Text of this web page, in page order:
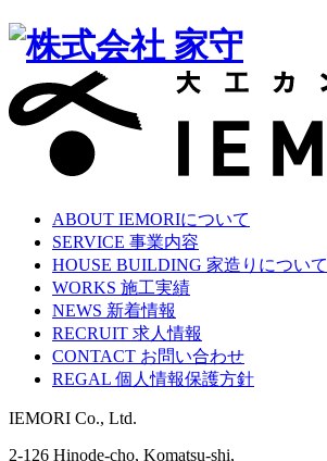
ABOUT IEMORIについて
SERVICE 事業内容
HOUSE BUILDING 家造りについて
WORKS 施工実績
NEWS 新着情報
RECRUIT 求人情報
CONTACT お問い合わせ
REGAL 個人情報保護方針
IEMORI Co., Ltd.
2-126 Hinode-cho, Komatsu-shi,